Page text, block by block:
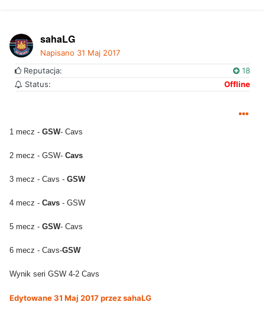
sahaLG
Napisano 31 Maj 2017
Reputacja:
18
Status:
Offline
1 mecz - GSW- Cavs
2 mecz - GSW- Cavs
3 mecz - Cavs - GSW
4 mecz - Cavs - GSW
5 mecz - GSW- Cavs
6 mecz - Cavs-GSW
Wynik seri GSW 4-2 Cavs
Edytowane31 Maj 2017przez sahaLG